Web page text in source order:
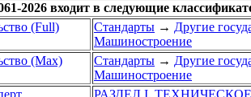
2026 входит в следующие
(Full)
Стандарты → Другие
Машиностроение
(Max)
Стандарты → Другие
Машиностроение